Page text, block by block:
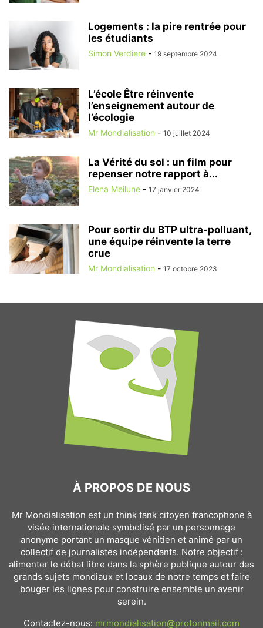
Logements : la pire rentrée pour
les étudiants
Simon Verdiere - 19 septembre 2024
L’école Être réinvente
l’enseignement autour de
l’écologie
Mr Mondialisation - 10 juillet 2024
La Vérité du sol : un film pour
repenser notre rapport à...
Elena Meilune - 17 janvier 2024
Pour sortir du BTP ultra-polluant,
une équipe réinvente la terre
crue
Mr Mondialisation - 17 octobre 2023
À PROPOS DE NOUS
Mr Mondialisation est un think tank citoyen francophone à
visée internationale symbolisé par un personnage
anonyme portant un masque vénitien et animé par un
collectif de journalistes indépendants. Notre objectif :
alimenter le débat libre dans la sphère publique autour des
grands sujets mondiaux et locaux de notre temps et faire
bouger les lignes pour construire ensemble un avenir
serein.
Contactez-nous: mrmondialisation@protonmail.com